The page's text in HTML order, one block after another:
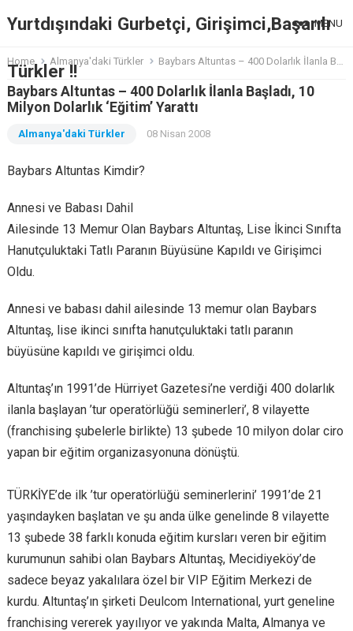
Yurtdışındaki Gurbetçi, Girişimci,Başarılı
Türkler !!
MENU
Home Almanya'daki Türkler Baybars Altuntas – 400 Dolarlık İlanla Başladı, 10 Milyon Dolarlık ‘Eğitim’ Yarattı
Baybars Altuntas – 400 Dolarlık İlanla Başladı, 10
Milyon Dolarlık ‘Eğitim’ Yarattı
Almanya'daki Türkler 08 Nisan 2008
Baybars Altuntas Kimdir?
Annesi ve Babası Dahil
Ailesinde 13 Memur Olan Baybars Altuntaş, Lise İkinci Sınıfta
Hanutçuluktaki Tatlı Paranın Büyüsüne Kapıldı ve Girişimci
Oldu.
Annesi ve babası dahil ailesinde 13 memur olan Baybars
Altuntaş, lise ikinci sınıfta hanutçuluktaki tatlı paranın
büyüsüne kapıldı ve girişimci oldu.
Altuntaş’ın 1991’de Hürriyet Gazetesi’ne verdiği 400 dolarlık
ilanla başlayan ’tur operatörlüğü seminerleri’, 8 vilayette
(franchising şubelerle birlikte) 13 şubede 10 milyon dolar ciro
yapan bir eğitim organizasyonuna dönüştü.
TÜRKİYE’de ilk ’tur operatörlüğü seminerlerini’ 1991’de 21
yaşındayken başlatan ve şu anda ülke genelinde 8 vilayette
13 şubede 38 farklı konuda eğitim kursları veren bir eğitim
kurumunun sahibi olan Baybars Altuntaş, Mecidiyeköy’de
sadece beyaz yakalılara özel bir VIP Eğitim Merkezi de
kurdu. Altuntaş’ın şirketi Deulcom International, yurt geneline
franchising vererek yayılıyor ve yakında Malta, Almanya ve